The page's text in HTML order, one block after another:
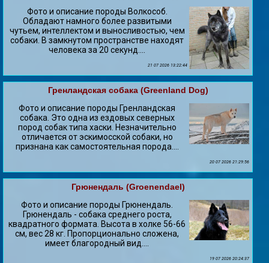
Фото и описание породы Волкособ.
Обладают намного более развитыми
чутьем, интеллектом и выносливостью, чем
собаки. В замкнутом прострaнcтве находят
человека за 20 секунд....
21 07 2026 13:22:44
Гренландская собака (Greenland Dog)
Фото и описание породы Гренландская
собака. Это одна из ездовых северных
пород собак типа хаски. Незначительно
отличается от эскимосской собаки, но
признана как самостоятельная порода....
20 07 2026 21:29:56
Грюнендаль (Groenendael)
Фото и описание породы Грюнендаль.
Грюнендаль - собака среднего роста,
квадратного формата. Высота в холке 56-66
см, вес 28 кг. Пропорционально сложена,
имеет благородный вид....
19 07 2026 20:24:37